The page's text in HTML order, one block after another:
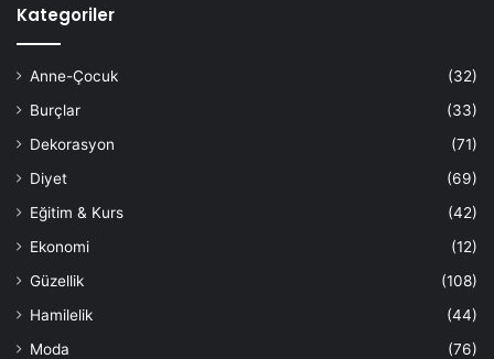
Kategoriler
Anne-Çocuk
(32)
Burçlar
(33)
Dekorasyon
(71)
Diyet
(69)
Eğitim & Kurs
(42)
Ekonomi
(12)
Güzellik
(108)
Hamilelik
(44)
Moda
(76)